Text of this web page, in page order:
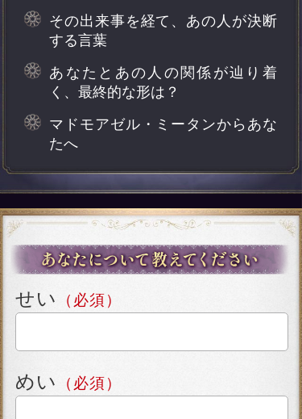
その出来事を経て、あの人が決断
する言葉
あなたとあの人の関係が辿り着
く、最終的な形は？
マドモアゼル・ミータンからあな
たへ
せい （必須）
めい （必須）